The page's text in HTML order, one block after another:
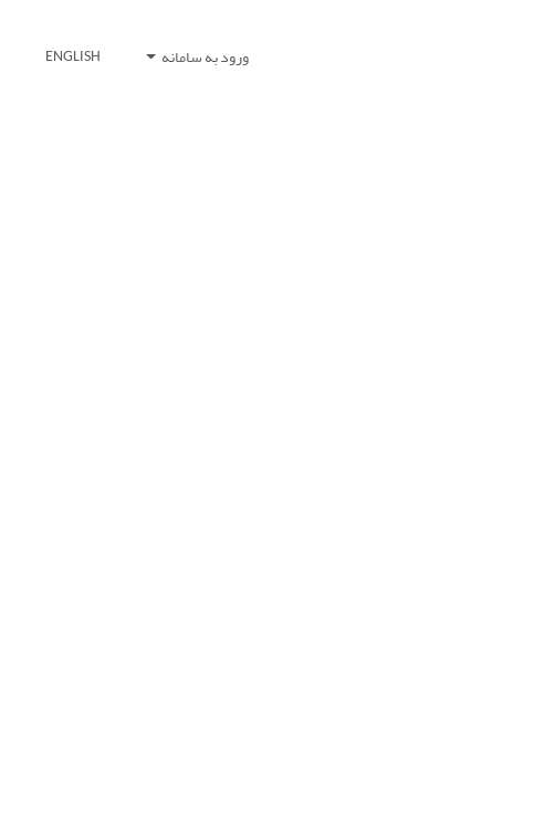
ورود به سامانه ENGLISH